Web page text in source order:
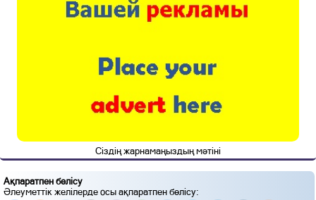
Сіздің жарнамаңыздың мәтіні
Ақпаратпен бөлісу
Әлеуметтік желілерде осы ақпаратпен бөлісу: